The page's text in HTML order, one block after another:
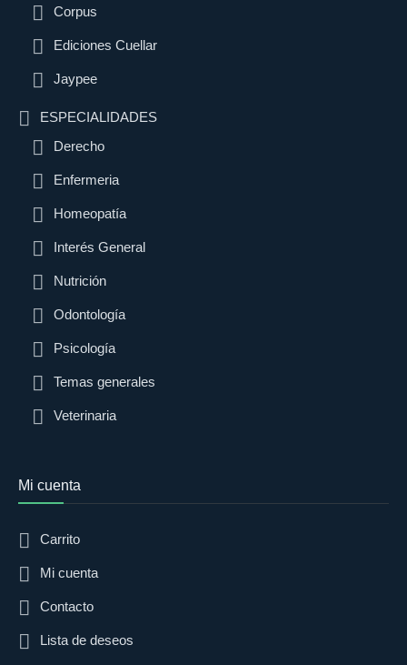
Corpus
Ediciones Cuellar
Jaypee
ESPECIALIDADES
Derecho
Enfermeria
Homeopatía
Interés General
Nutrición
Odontología
Psicología
Temas generales
Veterinaria
Mi cuenta
Carrito
Mi cuenta
Contacto
Lista de deseos